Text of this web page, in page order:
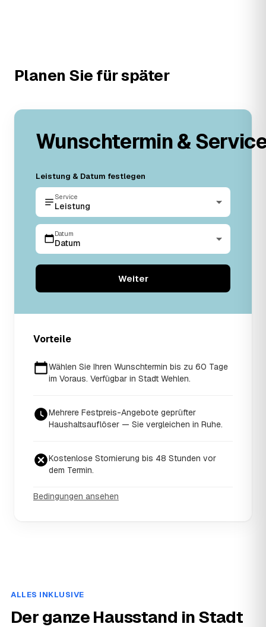
Planen Sie für später
Wunschtermin &
Leistung & Datum festlegen
Service
Leistung
Datum
Datum
Weiter
Vorteile
Wählen Sie Ihren Wunschtermin bis zu 60 Tage
im Voraus. Verfügbar in Stadt Wehlen.
Mehrere Festpreis-Angebote geprüfter
Haushaltsauflöser — Sie vergleichen in Ruhe.
Kostenlose Stornierung bis 48 Stunden vor
dem Termin.
Bedingungen ansehen
ALLES INKLUSIVE
Der ganze Hausstand in Stadt